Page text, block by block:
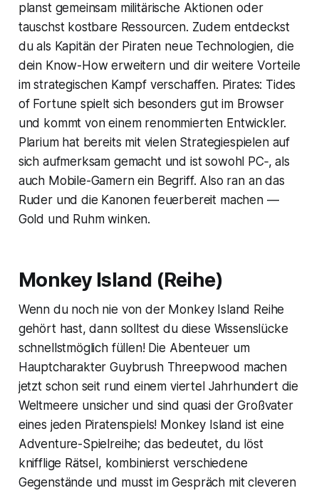
planst gemeinsam militärische Aktionen oder
tauschst kostbare Ressourcen. Zudem entdeckst
du als Kapitän der Piraten neue Technologien, die
dein Know-How erweitern und dir weitere Vorteile
im strategischen Kampf verschaffen. Pirates: Tides
of Fortune spielt sich besonders gut im Browser
und kommt von einem renommierten Entwickler.
Plarium hat bereits mit vielen Strategiespielen auf
sich aufmerksam gemacht und ist sowohl PC‑, als
auch Mobile-Gamern ein Begriff. Also ran an das
Ruder und die Kanonen feuerbereit machen —
Gold und Ruhm winken.
Monkey Island (Reihe)
Wenn du noch nie von der Monkey Island Reihe
gehört hast, dann solltest du diese Wissenslücke
schnellstmöglich füllen! Die Abenteuer um
Hauptcharakter Guybrush Threepwood machen
jetzt schon seit rund einem viertel Jahrhundert die
Weltmeere unsicher und sind quasi der Großvater
eines jeden Piratenspiels! Monkey Island ist eine
Adventure-Spielreihe; das bedeutet, du löst
knifflige Rätsel, kombinierst verschiedene
Gegenstände und musst im Gespräch mit cleveren